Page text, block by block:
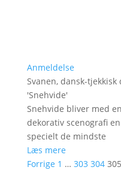
Anmeldelse
Svanen, dansk-tjekkisk
'Snehvide'
Snehvide bliver med
dekorativ scenografi
specielt de mindste
Læs mere
Forrige 1 … 303 304 305